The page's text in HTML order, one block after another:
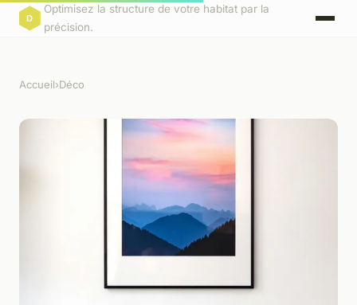
Optimisez la structure de votre habitat par la
précision.
Accueil›Déco